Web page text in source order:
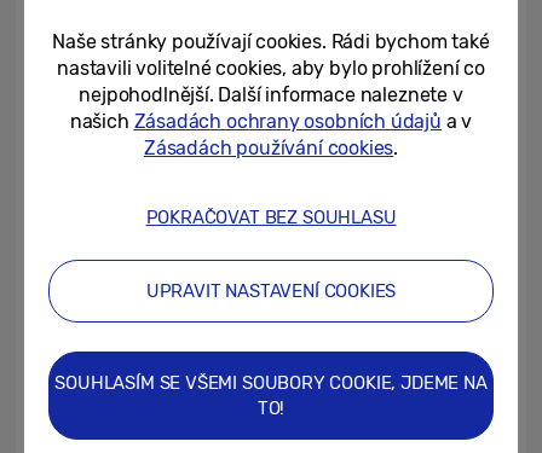
typ je tu nový Bespoke AI Jet Lite, jehož
sací výkon dosahuje 280 W.
Vedle řady Bespoke AI Jet nabízí Samsung i
85 a mnohé jiné. V každé řadě jsou k
speciální zametače Spray Spinning
Sweepers, dobíjecí stanice Clean Stations
vybere každý.
Naše stránky používají cookies. Rádi bychom také
nastavili volitelné cookies, aby bylo prohlížení co
nejpohodlnější. Další informace naleznete v
našich Zásadách ochrany osobních údajů a v
Zásadách používání cookies.
POKRAČOVAT BEZ SOUHLASU
UPRAVIT NASTAVENÍ COOKIES
SOUHLASÍM SE VŠEMI SOUBORY COOKIE, JDEME NA
TO!